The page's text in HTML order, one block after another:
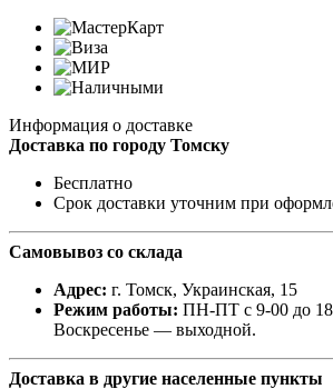
Информация о доставке
Доставка по городу Томску
Бесплатно
Срок доставки уточним при
Самовывоз со склада
Адрес: г. Томск, Украинская, 15
Режим работы: ПН-ПТ с 9-00 до
Воскресенье — выходной.
Доставка в другие населенные пункты